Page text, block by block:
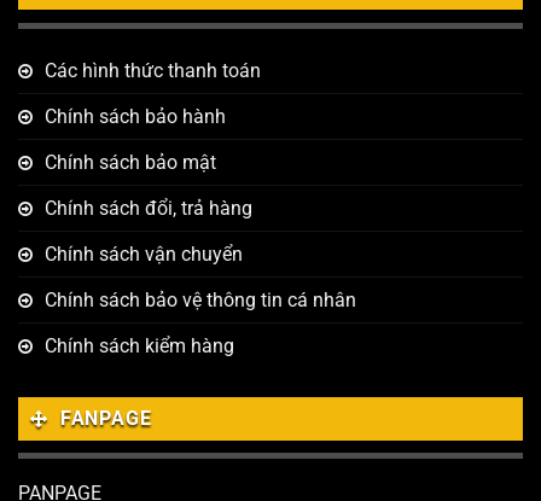
Các hình thức thanh toán
Chính sách bảo hành
Chính sách bảo mật
Chính sách đổi, trả hàng
Chính sách vận chuyển
Chính sách bảo vệ thông tin cá nhân
Chính sách kiểm hàng
FANPAGE
PANPAGE